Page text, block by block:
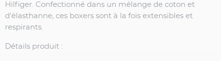
Hilfiger. Confectionné dans un mélange de coton et
d'élasthanne, ces boxers sont à la fois extensibles et
respirants.
Détails produit :